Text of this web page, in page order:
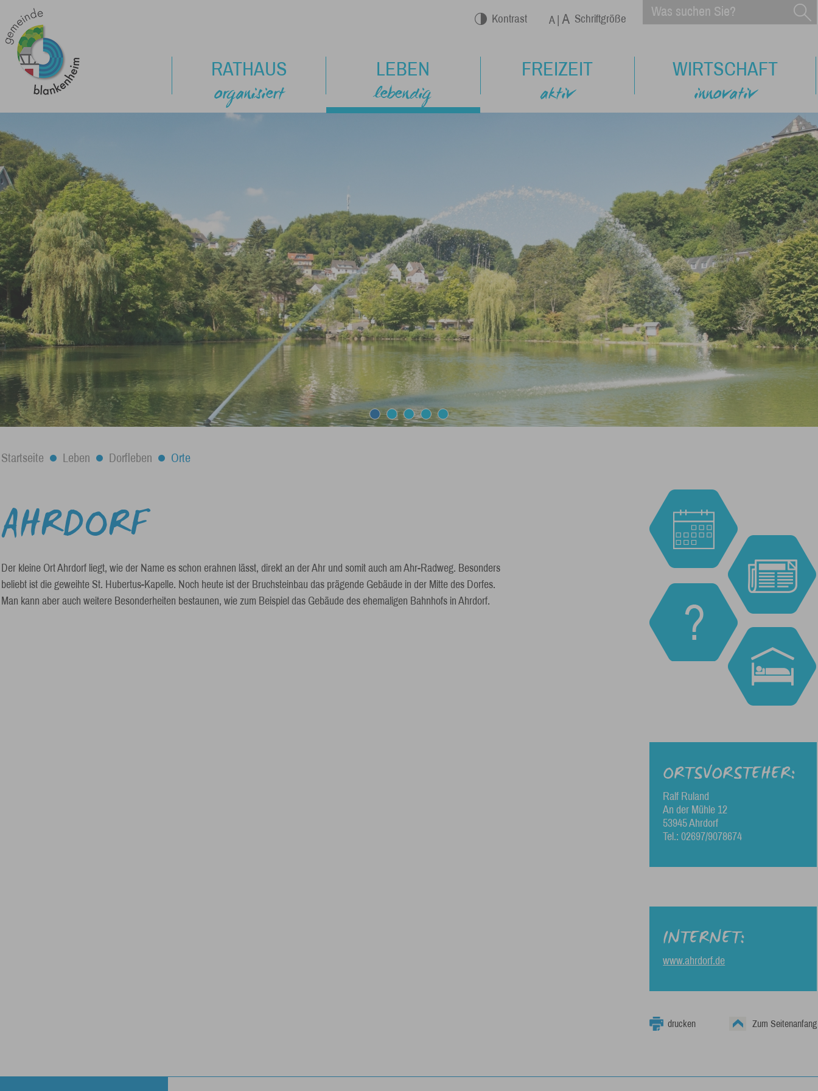
Kontrast Schriftgröße
RATHAUS
organisiert
LEBEN
lebendig
FREIZEIT
aktiv
WIRTSCHAFT
innovativ
1 2 3 4 5
Startseite Leben Dorfleben Orte
AHRDORF
Der kleine Ort Ahrdorf liegt, wie der Name es schon erahnen lässt, direkt an der Ahr und somit auch am Ahr-Radweg. Besonders
beliebt ist die geweihte St. Hubertus-Kapelle. Noch heute ist der Bruchsteinbau das prägende Gebäude in der Mitte des Dorfes.
Man kann aber auch weitere Besonderheiten bestaunen, wie zum Beispiel das Gebäude des ehemaligen Bahnhofs in Ahrdorf.
ORTSVORSTEHER:
Ralf Ruland
An der Mühle 12
53945 Ahrdorf
Tel.: 02697/9078674
INTERNET:
www.ahrdorf.de
drucken Zum Seitenanfang